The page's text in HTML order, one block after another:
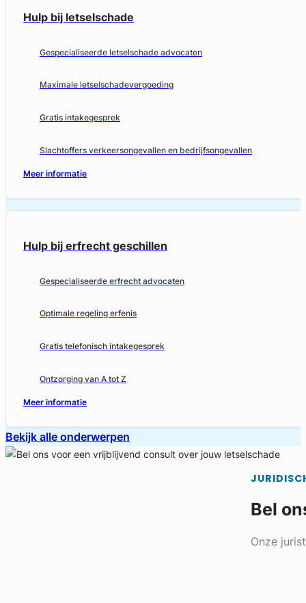
Hulp bij letselschade
Gespecialiseerde letselschade advocaten
Maximale letselschadevergoeding
Gratis intakegesprek
Slachtoffers verkeersongevallen en bedrijfsongevallen
Meer informatie
Hulp bij erfrecht geschillen
Gespecialiseerde erfrecht advocaten
Optimale regeling erfenis
Gratis telefonisch intakegesprek
Ontzorging van A tot Z
Meer informatie
Bekijk alle onderwerpen
Bel
Onze